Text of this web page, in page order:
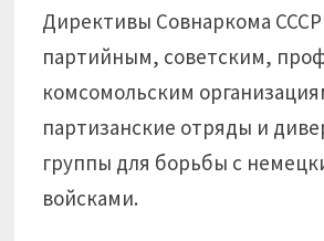
Директивы Совнаркома
партийным, советским,
комсомольским
партизанские отряды и
группы для борьбы с
войсками.